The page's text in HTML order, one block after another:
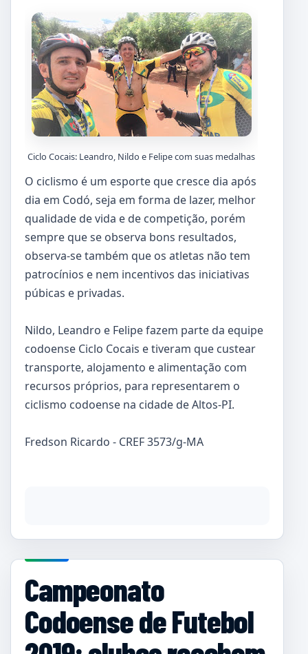
Ciclo Cocais: Leandro, Nildo e Felipe com suas medalhas
O ciclismo é um esporte que cresce dia após
dia em Codó, seja em forma de lazer, melhor
qualidade de vida e de competição, porém
sempre que se observa bons resultados,
observa-se também que os atletas não tem
patrocínios e nem incentivos das iniciativas
púbicas e privadas.
Nildo, Leandro e Felipe fazem parte da equipe
codoense Ciclo Cocais e tiveram que custear
transporte, alojamento e alimentação com
recursos próprios, para representarem o
ciclismo codoense na cidade de Altos-PI.
Fredson Ricardo - CREF 3573/g-MA
Campeonato
Codoense de Futebol